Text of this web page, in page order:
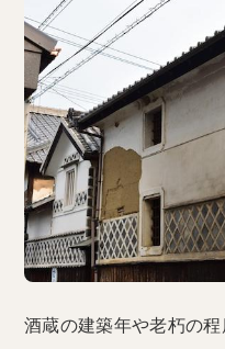
酒蔵の建築年や老朽の